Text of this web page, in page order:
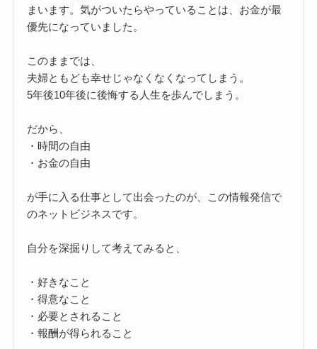
まいます。気がついたらやっていることは、お金が最
優先になっていました。
このままでは、
夫婦ともども幸せじゃなくなくなってしまう。
5年後10年後に後悔する人生を歩んでしまう。
だから、
・時間の自由
・お金の自由
が手に入る仕事として出会ったのが、この情報発信で
のネットビジネスです。
自分を深掘りして考えてみると、
・好きなこと
・得意なこと
・必要とされること
・報酬が得られること